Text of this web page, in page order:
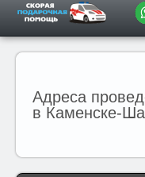
Адреса
в Каменске-